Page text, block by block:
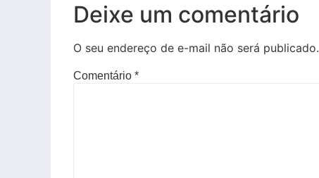
Deixe um comentário
O seu endereço de e-mail não será publicado.
Comentário *